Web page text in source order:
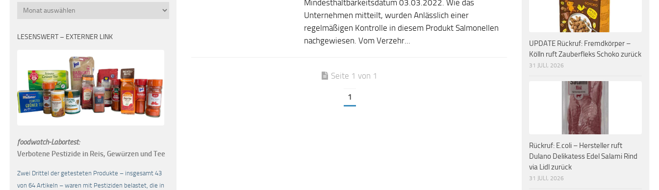
Mindesthaltbarkeitsdatum 03.03.2022. Wie das
Unternehmen mitteilt, wurden Anlässlich einer
regelmäßigen Kontrolle in diesem Produkt Salmonellen
nachgewiesen. Vom Verzehr...
Seite 1 von 1
1
Monatsübersicht
LESENSWERT – EXTERNER LINK
foodwatch-Labortest:
Verbotene Pestizide in Reis, Gewürzen und Tee
Zwei Drittel der getesteten Produkte – insgesamt 43
von 64 Artikeln – waren mit Pestiziden belastet, die in
UPDATE Rückruf: Fremdkörper –
Kölln ruft Zauberfleks Schoko zurück
31 JULI, 2026
Rückruf: E.coli – Hersteller ruft
Dulano Delikatess Edel Salami Rind
via Lidl zurück
31 JULI, 2026